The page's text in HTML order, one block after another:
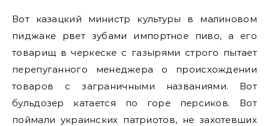
Вот казацкий министр культуры в малиновом
пиджаке рвет зубами импортное пиво, а его
товарищ в черкеске с газырями строго пытает
перепуганного менеджера о происхождении
товаров с заграничными названиями. Вот
бульдозер катается по горе персиков. Вот
поймали украинских патриотов, не захотевших